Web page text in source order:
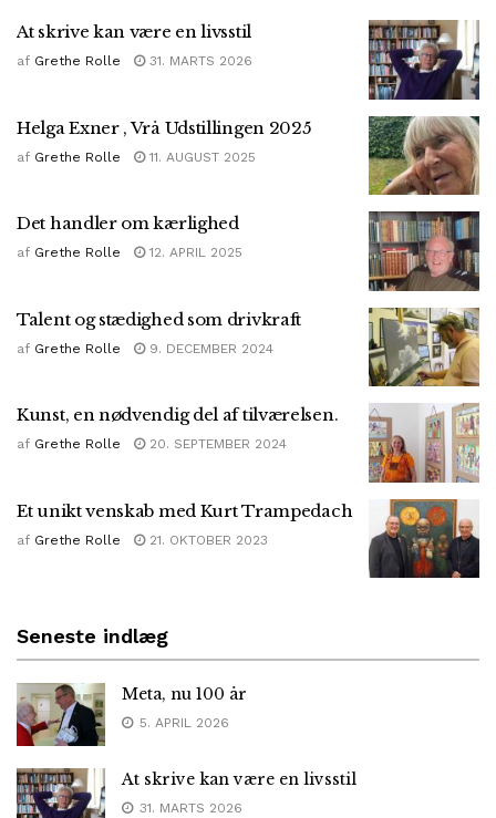
At skrive kan være en livsstil
af Grethe Rolle 31. MARTS 2026
Helga Exner , Vrå Udstillingen 2025
af Grethe Rolle 11. AUGUST 2025
Det handler om kærlighed
af Grethe Rolle 12. APRIL 2025
Talent og stædighed som drivkraft
af Grethe Rolle 9. DECEMBER 2024
Kunst, en nødvendig del af tilværelsen.
af Grethe Rolle 20. SEPTEMBER 2024
Et unikt venskab med Kurt Trampedach
af Grethe Rolle 21. OKTOBER 2023
Seneste indlæg
Meta, nu 100 år
5. APRIL 2026
At skrive kan være en livsstil
31. MARTS 2026